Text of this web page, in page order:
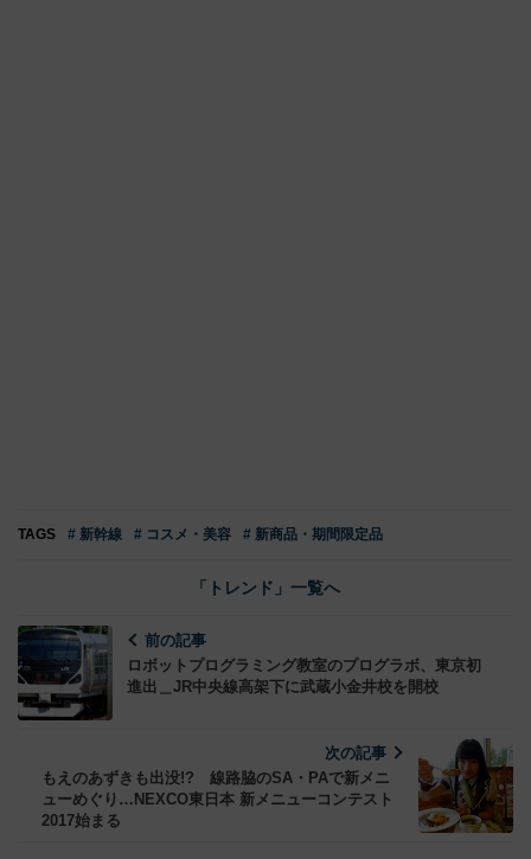
TAGS # 新幹線 # コスメ・美容 # 新商品・期間限定品
「トレンド」一覧へ
前の記事
ロボットプログラミング教室のプログラボ、東京初
進出＿JR中央線高架下に武蔵小金井校を開校
次の記事
もえのあずきも出没!? 線路脇のSA・PAで新メニ
ューめぐり…NEXCO東日本 新メニューコンテスト
2017始まる